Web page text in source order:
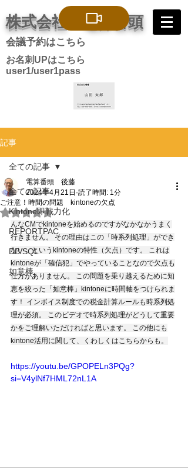
株式会社 電算番頭
会議予約はこちら
お名刺UPはこちら
user1/user1pass
記事
全ての記事
Kintone即戦力化
REPORTPAC
DB/SQL
如意棒
全ての記事
ご注意！時間の問題 kintoneの欠点
電算番頭 後藤
2024年4月21日 読了時間: 1分
5つ星のうちNaNと評価されています。
んなCMでkintoneを始めるのですがなかなかうまく
行きません。 その理由はこの「時系列処理」ができ
ない　というkintoneの特性（欠点）です。 これは
kintoneが「確信犯」でやっていることなので欠点も
仕方がありません。 この問題を乗り越えるために知
恵を絞った「如意棒」kintoneに時間軸をつけられま
す！ インボイス制度での税金計算ルールも時系列処
理が必須。 このビデオで時系列処理がどうして重要
かをご理解いただければと思います。 この他にも
kintone活用に関して、くわしくはこちらからも。
https://youtu.be/GPOPELn3PQg?
si=V4ylNf7HML72nL1A